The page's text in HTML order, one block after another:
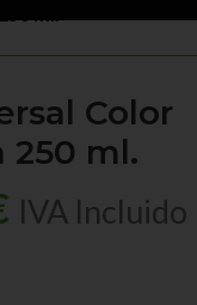
Color
250 ml.
IVA Incluido